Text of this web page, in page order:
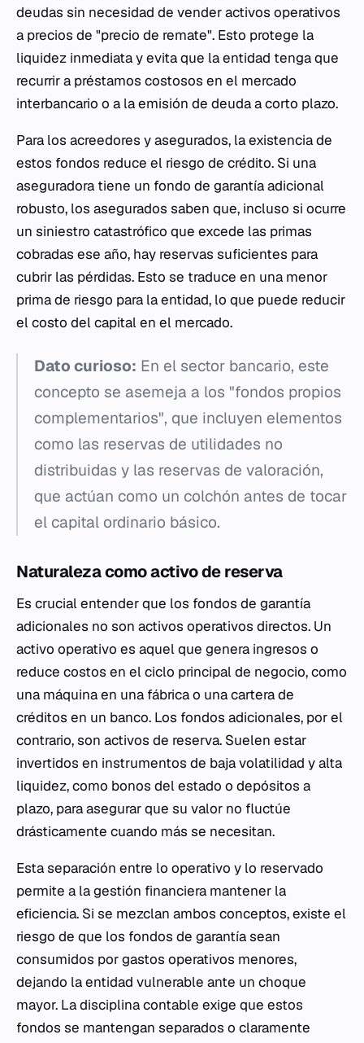
deudas sin necesidad de vender activos operativos
a precios de "precio de remate". Esto protege la
liquidez inmediata y evita que la entidad tenga que
recurrir a préstamos costosos en el mercado
interbancario o a la emisión de deuda a corto plazo.
Para los acreedores y asegurados, la existencia de
estos fondos reduce el riesgo de crédito. Si una
aseguradora tiene un fondo de garantía adicional
robusto, los asegurados saben que, incluso si ocurre
un siniestro catastrófico que excede las primas
cobradas ese año, hay reservas suficientes para
cubrir las pérdidas. Esto se traduce en una menor
prima de riesgo para la entidad, lo que puede reducir
el costo del capital en el mercado.
Dato curioso: En el sector bancario, este
concepto se asemeja a los "fondos propios
complementarios", que incluyen elementos
como las reservas de utilidades no
distribuidas y las reservas de valoración,
que actúan como un colchón antes de tocar
el capital ordinario básico.
Naturaleza como activo de reserva
Es crucial entender que los fondos de garantía
adicionales no son activos operativos directos. Un
activo operativo es aquel que genera ingresos o
reduce costos en el ciclo principal de negocio, como
una máquina en una fábrica o una cartera de
créditos en un banco. Los fondos adicionales, por el
contrario, son activos de reserva. Suelen estar
invertidos en instrumentos de baja volatilidad y alta
liquidez, como bonos del estado o depósitos a
plazo, para asegurar que su valor no fluctúe
drásticamente cuando más se necesitan.
Esta separación entre lo operativo y lo reservado
permite a la gestión financiera mantener la
eficiencia. Si se mezclan ambos conceptos, existe el
riesgo de que los fondos de garantía sean
consumidos por gastos operativos menores,
dejando la entidad vulnerable ante un choque
mayor. La disciplina contable exige que estos
fondos se mantengan separados o claramente